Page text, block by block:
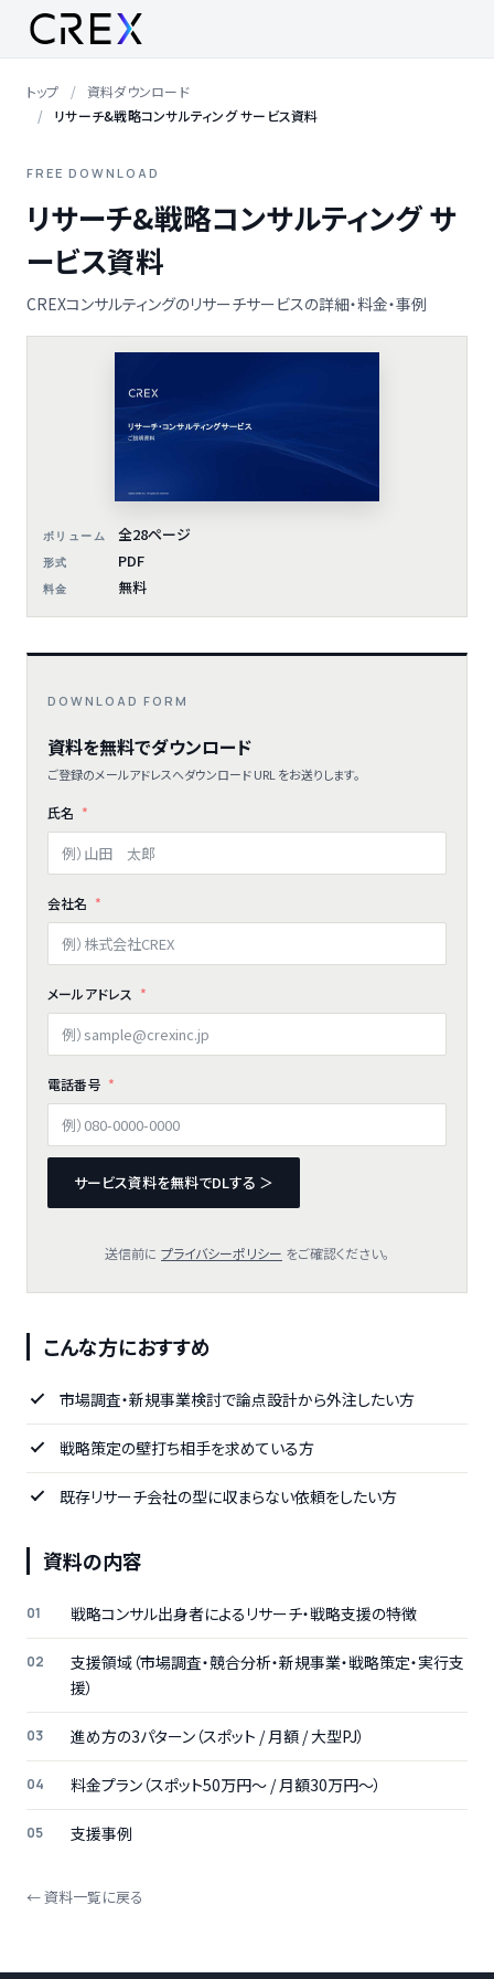
トップ
資料ダウンロード
リサーチ&戦略コンサルティング サービス資料
FREE DOWNLOAD
リサーチ&戦略コンサルティング サ
ービス資料
CREXコンサルティングのリサーチサービスの詳細・料金・事例
ボリューム 全28ページ
形式 PDF
料金 無料
DOWNLOAD FORM
資料を無料でダウンロード
ご登録のメールアドレスへダウンロード URL をお送りします。
氏名
会社名
メールアドレス
電話番号
サービス資料を無料でDLする ＞
送信前に プライバシーポリシー をご確認ください。
こんな方におすすめ
市場調査・新規事業検討で論点設計から外注したい方
戦略策定の壁打ち相手を求めている方
既存リサーチ会社の型に収まらない依頼をしたい方
資料の内容
戦略コンサル出身者によるリサーチ・戦略支援の特徴
支援領域（市場調査・競合分析・新規事業・戦略策定・実行支
援）
進め方の3パターン（スポット / 月額 / 大型PJ）
料金プラン（スポット50万円〜 / 月額30万円〜）
支援事例
← 資料一覧に戻る